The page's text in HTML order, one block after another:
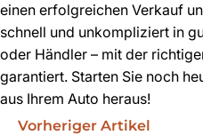
einen erfolgreichen Verkauf
schnell und unkompliziert in
oder Händler – mit der
garantiert. Starten Sie noch
aus Ihrem Auto heraus!
Vorheriger Artikel